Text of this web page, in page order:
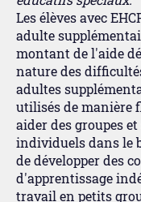
Les élèves avec
adulte
montant de l'aide
nature des
adultes
utilisés de manière
aider des groupes et
individuels dans le
de développer des
d'apprentissage
travail en petits